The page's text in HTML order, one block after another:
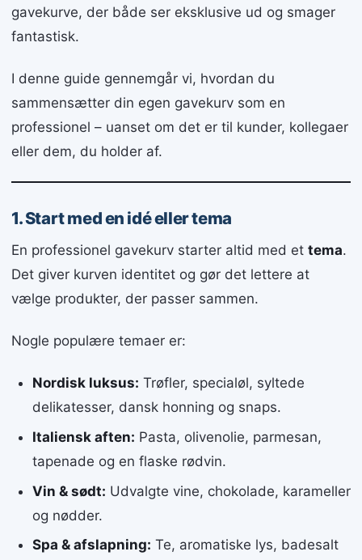
gavekurve, der både ser eksklusive ud og smager
fantastisk.
I denne guide gennemgår vi, hvordan du
sammensætter din egen gavekurv som en
professionel – uanset om det er til kunder, kollegaer
eller dem, du holder af.
1. Start med en idé eller tema
En professionel gavekurv starter altid med et tema.
Det giver kurven identitet og gør det lettere at
vælge produkter, der passer sammen.
Nogle populære temaer er:
Nordisk luksus: Trøfler, specialøl, syltede
delikatesser, dansk honning og snaps.
Italiensk aften: Pasta, olivenolie, parmesan,
tapenade og en flaske rødvin.
Vin & sødt: Udvalgte vine, chokolade, karameller
og nødder.
Spa & afslapning: Te, aromatiske lys, badesalt